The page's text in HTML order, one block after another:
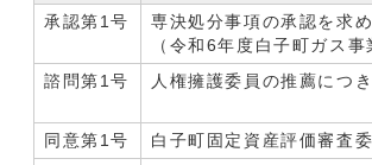
承認第1号
専決処分事項の承認を求
（令和6年度白子町ガス
諮問第1号
人権擁護委員の推薦につ
同意第1号
白子町固定資産評価審査